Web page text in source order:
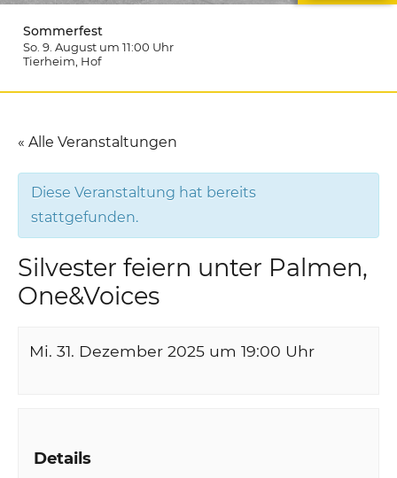
Sommerfest
So. 9. August um 11:00 Uhr
Tierheim , Hof
« Alle Veranstaltungen
Diese Veranstaltung hat bereits
stattgefunden.
Silvester feiern unter Palmen,
One&Voices
Mi. 31. Dezember 2025 um 19:00 Uhr
Details